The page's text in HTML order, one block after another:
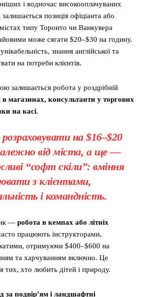
і водночас високооплачуваних
залишається позиція офіціанта або
типу Торонто чи Ванкувера
може сягати $20–$30 на годину.
знання англійської та
на потреби клієнтів.
залишається робота у роздрібній
в магазинах, консультанти у торгових
на касі.
на $16–$20
від міста, а ще —
“софт скіли”: вміння
з клієнтами,
і командність.
— робота в кемпах або літніх
працюють інструкторами,
отримуючи $400–$600 на
та харчуванням включно. Це
тих, хто любить дітей і природу.
за подвір’ям і ландшафтні